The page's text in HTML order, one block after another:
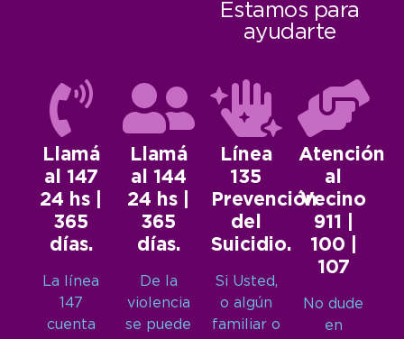
Estamos para
ayudarte
Llamá
al 147
24 hs |
365
días.
La línea
147
cuenta
Llamá
al 144
24 hs |
365
días.
De la
violencia
se puede
Línea
135
Prevención
del
Suicidio.
Si Usted,
o algún
familiar o
Atención
al
Vecino
911 |
100 |
107
No dude
en